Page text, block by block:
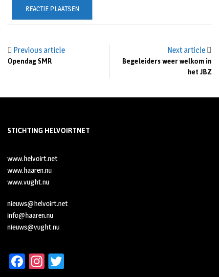
Previous article
Opendag SMR
Next article
Begeleiders weer welkom in
het JBZ
STICHTING HELVOIRTNET
www.helvoirt.net
www.haaren.nu
www.vught.nu
nieuws@helvoirt.net
info@haaren.nu
nieuws@vught.nu
Fa In